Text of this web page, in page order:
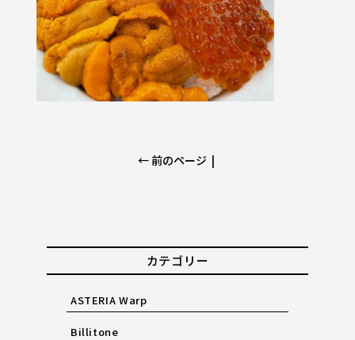
← 前のページ |
カテゴリー
ASTERIA Warp
Billitone